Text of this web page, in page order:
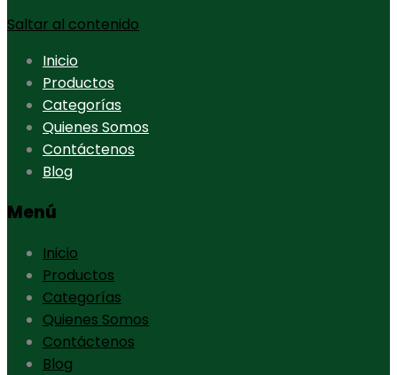
Saltar al contenido
Inicio
Productos
Categorías
Quienes Somos
Contáctenos
Blog
Menú
Inicio
Productos
Categorías
Quienes Somos
Contáctenos
Blog